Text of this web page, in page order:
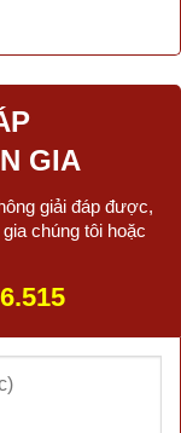
GIA
giải đáp được,
chúng tôi hoặc